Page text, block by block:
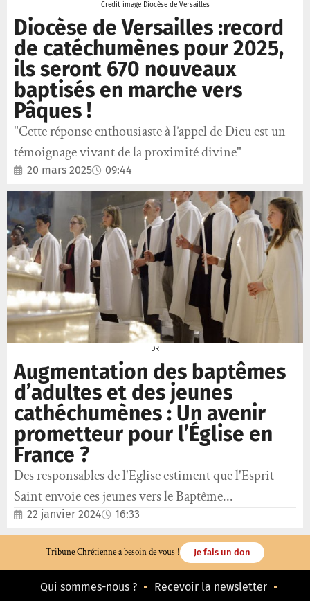
Credit image Diocèse de Versailles
Diocèse de Versailles :record
de catéchumènes pour 2025,
ils seront 670 nouveaux
baptisés en marche vers
Pâques !
"Cette réponse enthousiaste à l’appel de Dieu est un
témoignage vivant de la proximité divine"
20 mars 2025 09:44
DR
Augmentation des baptêmes
d’adultes et des jeunes
cathéchumènes : Un avenir
prometteur pour l’Église en
France ?
Des responsables de l'Eglise estiment que l'Esprit
Saint envoie ces jeunes vers le Baptême...
22 janvier 2024 16:33
Tribune Chrétienne a besoin de vous ! Je fais un don
Qui sommes-nous ? Recevoir la newsletter